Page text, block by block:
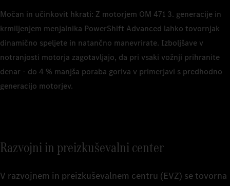
Močan in učinkovit hkrati: Z motorjem OM 471 3. generacije in
krmiljenjem menjalnika PowerShift Advanced lahko tovornjak
dinamično speljete in natančno manevrirate. Izboljšave v
notranjosti motorja zagotavljajo, da pri vsaki vožnji prihranite
denar - do 4 % manjša poraba goriva v primerjavi s predhodno
generacijo motorjev.
Razvojni in preizkuševalni center
V razvojnem in preizkuševalnem centru (EVZ) se tovorna